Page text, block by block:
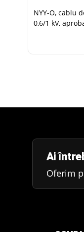
NYY-O, cablu
0,6/1 kV,
Ai
Oferim